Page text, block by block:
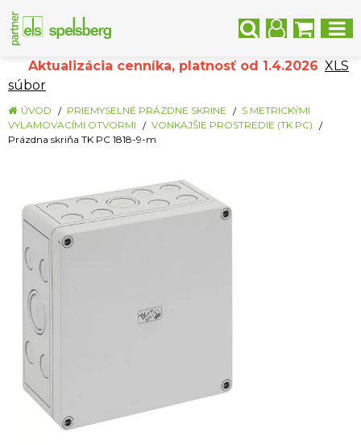
Aktualizácia cenníka, platnosť od 1.4.2026 XLS
súbor
ÚVOD PRIEMYSELNÉ PRÁZDNE SKRINE
S METRICKÝMI
VYLAMOVACÍMI OTVORMI
VONKAJŠIE PROSTREDIE (TK PC)
Prázdna skriňa TK PC 1818-9-m